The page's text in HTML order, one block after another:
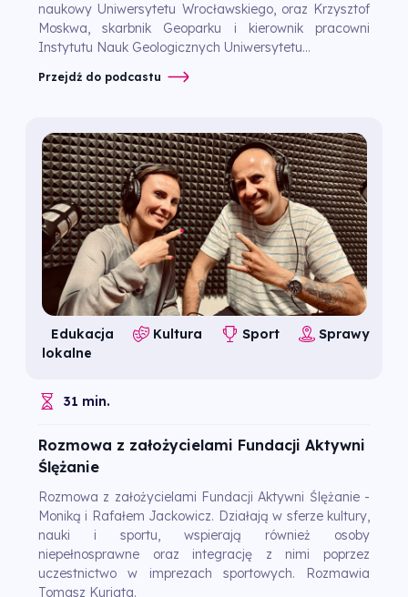
naukowy Uniwersytetu Wrocławskiego, oraz Krzysztof
Moskwa, skarbnik Geoparku i kierownik pracowni
Instytutu Nauk Geologicznych Uniwersytetu...
Przejdź do podcastu
Edukacja Kultura Sport
Sprawy
lokalne
31 min.
Rozmowa z założycielami Fundacji Aktywni
Ślężanie
Rozmowa z założycielami Fundacji Aktywni Ślężanie -
Moniką i Rafałem Jackowicz. Działają w sferze kultury,
nauki i sportu, wspierają również osoby
niepełnosprawne oraz integrację z nimi poprzez
uczestnictwo w imprezach sportowych. Rozmawia
Tomasz Kuriata.